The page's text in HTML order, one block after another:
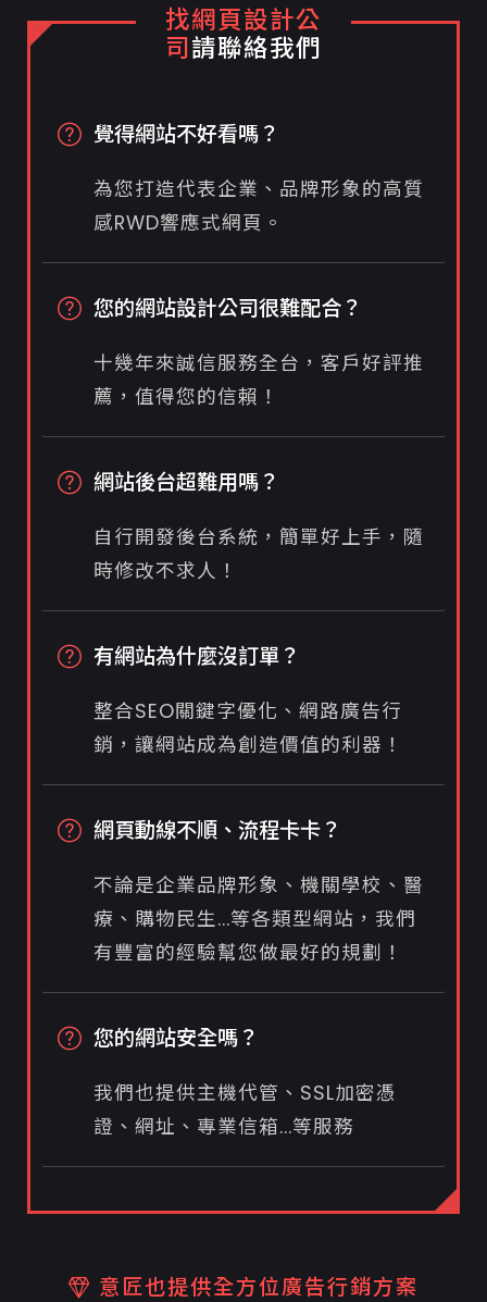
找網頁設計公
司請聯絡我們
覺得網站不好看嗎？
為您打造代表企業、品牌形象的高質
感RWD響應式網頁。
您的網站設計公司很難配合？
十幾年來誠信服務全台，客戶好評推
薦，值得您的信賴！
網站後台超難用嗎？
自行開發後台系統，簡單好上手，隨
時修改不求人！
有網站為什麼沒訂單？
整合SEO關鍵字優化、網路廣告行
銷，讓網站成為創造價值的利器！
網頁動線不順、流程卡卡？
不論是企業品牌形象、機關學校、醫
療、購物民生...等各類型網站，我們
有豐富的經驗幫您做最好的規劃！
您的網站安全嗎？
我們也提供主機代管、SSL加密憑
證、網址、專業信箱...等服務
意匠也提供全方位廣告行銷方案